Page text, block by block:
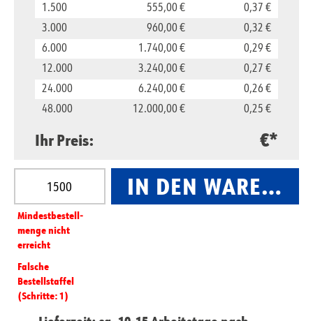
1.500 555,00 €
0,37 €
3.000
960,00 €
0,32 €
6.000
1.740,00 €
0,29 €
12.000
3.240,00 €
0,27 €
24.000
6.240,00 €
0,26 €
48.000
12.000,00 € 0,25 €
Ihr Preis: €*
Produkt Anzahl: Gib den gewünschten Wert ein
Mindest­­bestell­­
menge nicht
erreicht
Falsche
Bestellstaffel
(Schritte: 1)
IN DEN